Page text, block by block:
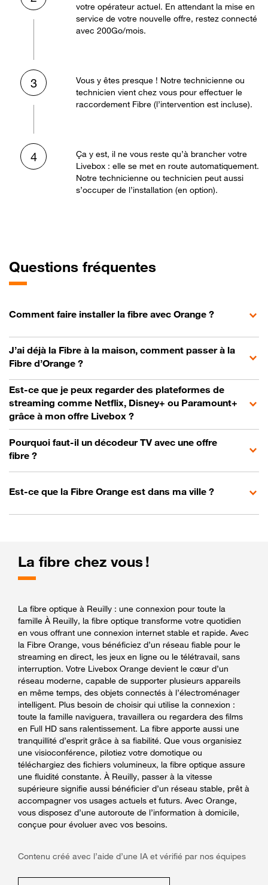
votre opérateur actuel. En attendant la mise en
service de votre nouvelle offre, restez connecté
avec 200Go/mois.
3
Vous y êtes presque ! Notre technicienne ou
technicien vient chez vous pour effectuer le
raccordement Fibre (l’intervention est incluse).
4
Ça y est, il ne vous reste qu’à brancher votre
Livebox : elle se met en route automatiquement.
Notre technicienne ou technicien peut aussi
s’occuper de l’installation (en option).
Questions fréquentes
Comment faire installer la fibre avec Orange ?
J’ai déjà la Fibre à la maison, comment passer à la
Fibre d’Orange ?
Est-ce que je peux regarder des plateformes de
streaming comme Netflix, Disney+ ou Paramount+
grâce à mon offre Livebox ?
Pourquoi faut-il un décodeur TV avec une offre
fibre ?
Est-ce que la Fibre Orange est dans ma ville ?
La fibre chez vous !
La fibre optique à Reuilly : une connexion pour toute la
famille À Reuilly, la fibre optique transforme votre quotidien
en vous offrant une connexion internet stable et rapide. Avec
la Fibre Orange, vous bénéficiez d’un réseau fiable pour le
streaming en direct, les jeux en ligne ou le télétravail, sans
interruption. Votre Livebox Orange devient le cœur d’un
réseau moderne, capable de supporter plusieurs appareils
en même temps, des objets connectés à l’électroménager
intelligent. Plus besoin de choisir qui utilise la connexion :
toute la famille naviguera, travaillera ou regardera des films
en Full HD sans ralentissement. La fibre apporte aussi une
tranquillité d’esprit grâce à sa fiabilité. Que vous organisiez
une visioconférence, pilotiez votre domotique ou
téléchargiez des fichiers volumineux, la fibre optique assure
une fluidité constante. À Reuilly, passer à la vitesse
supérieure signifie aussi bénéficier d’un réseau stable, prêt à
accompagner vos usages actuels et futurs. Avec Orange,
vous disposez d’une autoroute de l’information à domicile,
conçue pour évoluer avec vos besoins.
Contenu créé avec l’aide d’une IA et vérifié par nos équipes